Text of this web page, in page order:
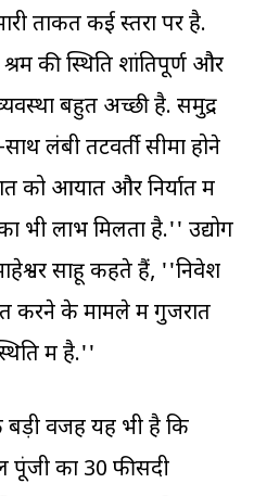
ताकत कई स्तरों पर है.
की स्थिति शांतिपूर्ण और
बहुत अच्छी है. समुद्र
लंबी तटवर्ती सीमा होने
को आयात और निर्यात में
भी लाभ मिलता है.'' उद्योग
साहू कहते हैं, ''निवेश
करने के मामले में गुजरात
में है.''
वजह यह भी है कि
पूंजी का 30 फीसदी